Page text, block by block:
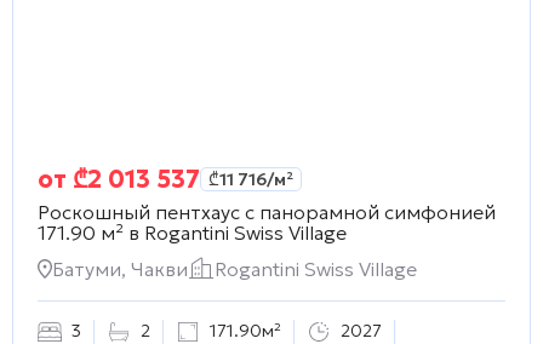
от ₾2 013 537 ₾11 716/м²
Роскошный пентхаус с панорамной симфонией
171.90 м² в Rogantini Swiss Village
Батуми, Чакви
Rogantini Swiss Village
3 2 171.90м² 2027